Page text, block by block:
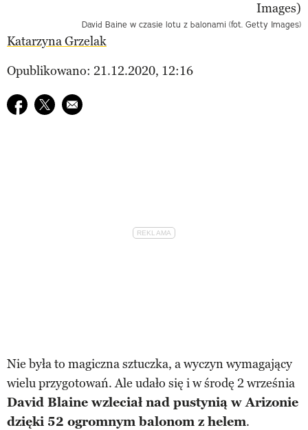
David Baine w czasie lotu z balonami (fot. Getty Images)
Katarzyna Grzelak
Opublikowano: 21.12.2020, 12:16
Udostępnij na facebook
Udostępnij na twitter
E-mail do przyjaciela
Nie była to magiczna sztuczka, a wyczyn wymagający
wielu przygotowań. Ale udało się i w środę 2 września
David Blaine wzleciał nad pustynią w Arizonie
dzięki 52 ogromnym balonom z helem.